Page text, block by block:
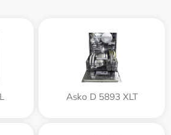
Asko D 5893 XLT